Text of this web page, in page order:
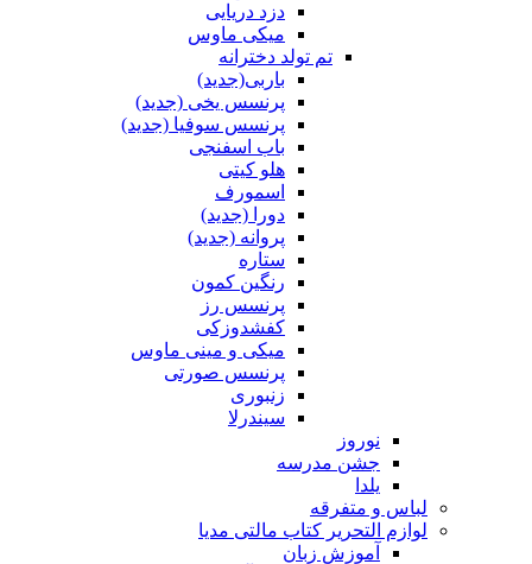
دزد دریایی
میکی ماوس
تم تولد دخترانه
باربی(جدید)
پرنسس یخی (جدید)
پرنسس سوفیا (جدید)
باب اسفنجی
هلو کیتی
اسمورف
دورا (جدید)
پروانه (جدید)
ستاره
رنگین کمون
پرنسس رز
کفشدوزکی
میکی و مینی ماوس
پرنسس صورتی
زنبوری
سیندرلا
نوروز
جشن مدرسه
یلدا
لباس و متفرقه
لوازم التحریر کتاب مالتی مدیا
آموزش زبان